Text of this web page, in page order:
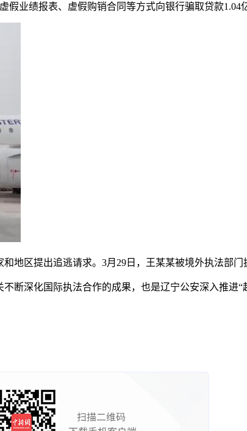
绩报表、虚假购销合同等方式向银行骗取贷款1.04
区提出追逃请求。3月29日，王某某被境外执法部门
深化国际执法合作的成果，也是辽宁公安深入推进“